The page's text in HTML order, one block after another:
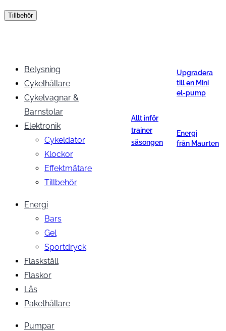
Tillbehör
Belysning
Cykelhållare
Cykelvagnar &
Barnstolar
Elektronik
Cykeldator
Klockor
Effektmätare
Tillbehör
Energi
Bars
Gel
Sportdryck
Flaskställ
Flaskor
Lås
Pakethållare
Pumpar
Allt inför
trainer
säsongen
Upgradera
till en Mini
el-pump
Energi
från Maurten